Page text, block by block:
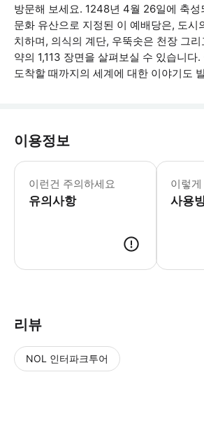
방문해 보세요. 1248년 4월 26일에 축성
문화 유산으로 지정된 이 예배당은, 도시
치하며, 의식의 계단, 우뚝솟은 천장 그
약의 1,113 장면을 살펴보실 수 있습니다
도착할 때까지의 세계에 대한 이야기도
이용정보
이런건 주의하세요
유의사항
어린이 규
이렇
사용
리뷰
NOL 인터파크투어